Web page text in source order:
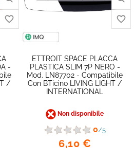
favorite_border
-
/
ETTROIT SPACE PLACCA
PLASTICA SLIM 7P NERO -
Mod. LN87702 - Compatibile
Con BTicino LIVING LIGHT /
INTERNATIONAL
Non disponibile
0/5
6,10 €